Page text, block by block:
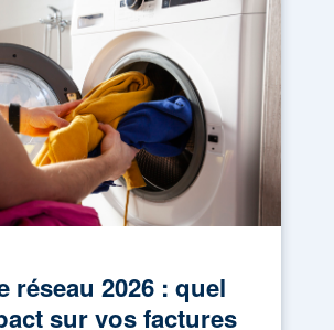
réseau 2026 : quel
sur vos factures